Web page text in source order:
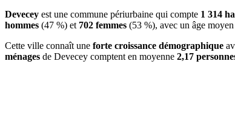
Devecey est une commune périurbaine qui compte 1 314
hommes (47 %) et 702 femmes (53 %), avec un âge
Cette ville connaît une forte croissance démographique
ménages de Devecey comptent en moyenne 2,17